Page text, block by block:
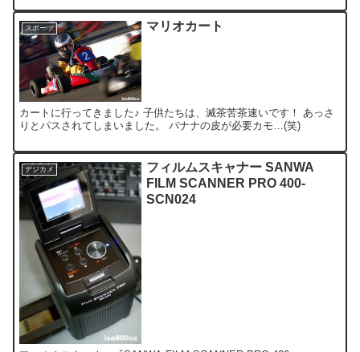
スポーツ マリオカート
カートに行ってきました♪ 子供たちは、滅茶苦茶速いです！ あっさ
りとパスされてしまいました。 バナナの皮が必要カモ…(笑)
デジカメ
フィルムスキャナー SANWA
FILM SCANNER PRO 400-
SCN024